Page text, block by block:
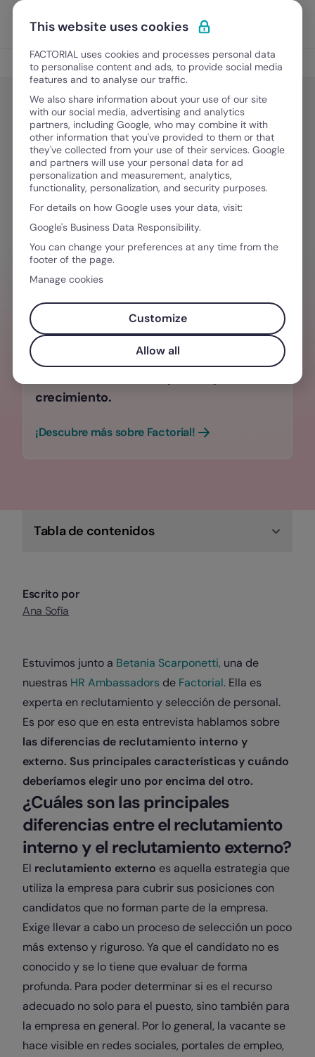
Ir al contenido
Pedir una demo
Entrevistas
Entrevistas
Reclutamiento interno y externo,
¿cómo saber cuál elegir? Entrevista
con Betania Scarponetti
April 24, 2023·4 minutos de lectura
¿NECESITAS AYUDA GESTIONANDO
EQUIPOS?
Optimiza la gestión, reclutamiento y
desarrollo de tu equipo con un software
crecimiento.
¡Descubre más sobre Factorial!
Tabla de contenidos
Escrito por
Ana Sofía
Estuvimos junto a Betania Scarponetti, una de
nuestras HR Ambassadors de Factorial. Ella es
experta en reclutamiento y selección de personal.
Es por eso que en esta entrevista hablamos sobre
las diferencias de reclutamiento interno y
externo. Sus principales características y cuándo
deberíamos elegir uno por encima del otro.
¿Cuáles son las principales
diferencias entre el reclutamiento
interno y el reclutamiento externo?
El reclutamiento externo es aquella estrategia que
utiliza la empresa para cubrir sus posiciones con
candidatos que no forman parte de la empresa.
Exige llevar a cabo un proceso de selección un poco
más extenso y riguroso. Ya que el candidato no es
conocido y se lo tiene que evaluar de forma
profunda. Para poder determinar si es el recurso
adecuado no solo para el puesto, sino también para
la empresa en general. Por lo general, la vacante se
hace visible en redes sociales, portales de empleo,
This website uses cookies
FACTORIAL uses cookies and processes personal data
to personalise content and ads, to provide social media
features and to analyse our traffic.
We also share information about your use of our site
with our social media, advertising and analytics
partners, including Google, who may combine it with
other information that you've provided to them or that
they've collected from your use of their services. Google
and partners will use your personal data for ad
personalization and measurement, analytics,
functionality, personalization, and security purposes.
For details on how Google uses your data, visit:
Google's Business Data Responsibility.
You can change your preferences at any time from the
footer of the page.
Manage cookies
Customize
Allow all